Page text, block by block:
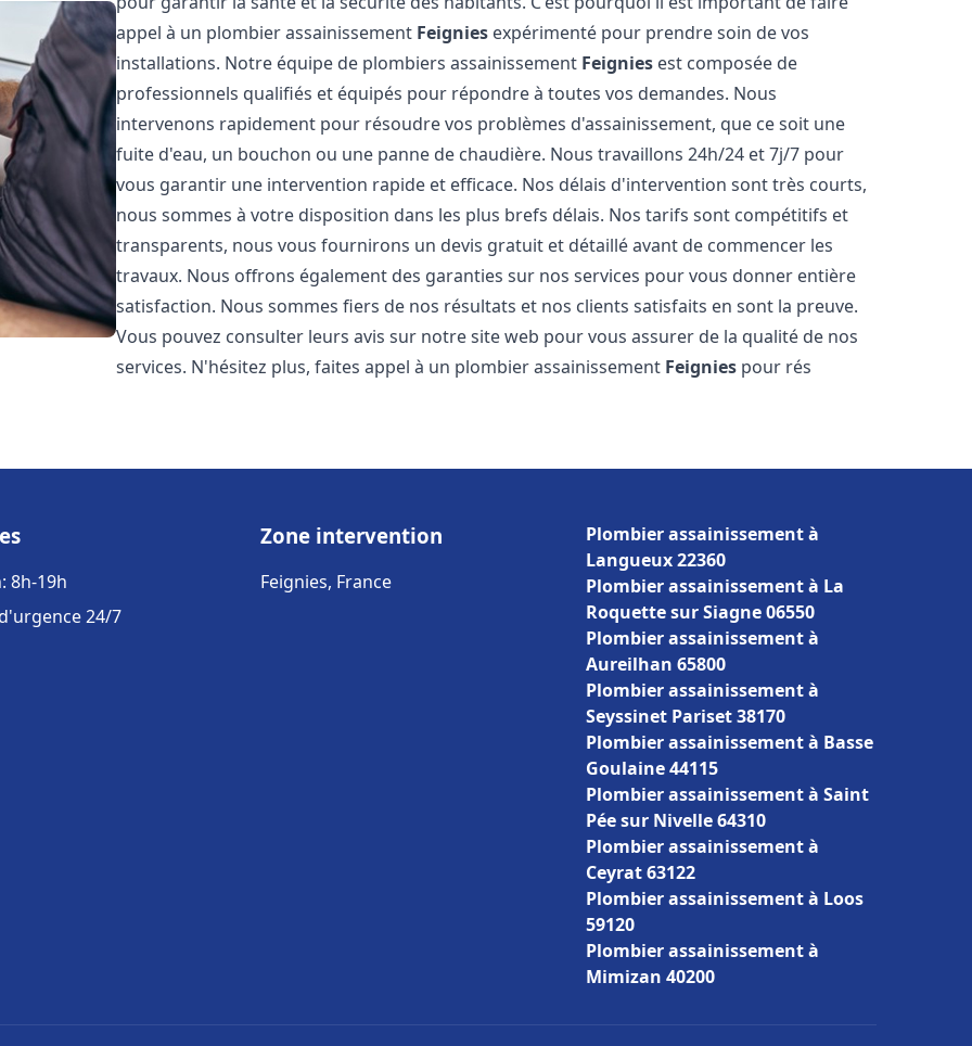
appel à un plombier assainissement Feignies expérimenté pour prendre soin de vos
installations. Notre équipe de plombiers assainissement Feignies est composée de
professionnels qualifiés et équipés pour répondre à toutes vos demandes. Nous
intervenons rapidement pour résoudre vos problèmes d'assainissement, que ce soit une
fuite d'eau, un bouchon ou une panne de chaudière. Nous travaillons 24h/24 et 7j/7 pour
vous garantir une intervention rapide et efficace. Nos délais d'intervention sont très courts,
nous sommes à votre disposition dans les plus brefs délais. Nos tarifs sont compétitifs et
transparents, nous vous fournirons un devis gratuit et détaillé avant de commencer les
travaux. Nous offrons également des garanties sur nos services pour vous donner entière
satisfaction. Nous sommes fiers de nos résultats et nos clients satisfaits en sont la preuve.
Vous pouvez consulter leurs avis sur notre site web pour vous assurer de la qualité de nos
services. N'hésitez plus, faites appel à un plombier assainissement Feignies pour rés
8h-19h
24/7
Zone intervention
Feignies, France
Plombier assainissement à
Langueux 22360
Plombier assainissement à La
Roquette sur Siagne 06550
Plombier assainissement à
Aureilhan 65800
Plombier assainissement à
Seyssinet Pariset 38170
Plombier assainissement à Basse
Goulaine 44115
Plombier assainissement à Saint
Pée sur Nivelle 64310
Plombier assainissement à
Ceyrat 63122
Plombier assainissement à Loos
59120
Plombier assainissement à
Mimizan 40200